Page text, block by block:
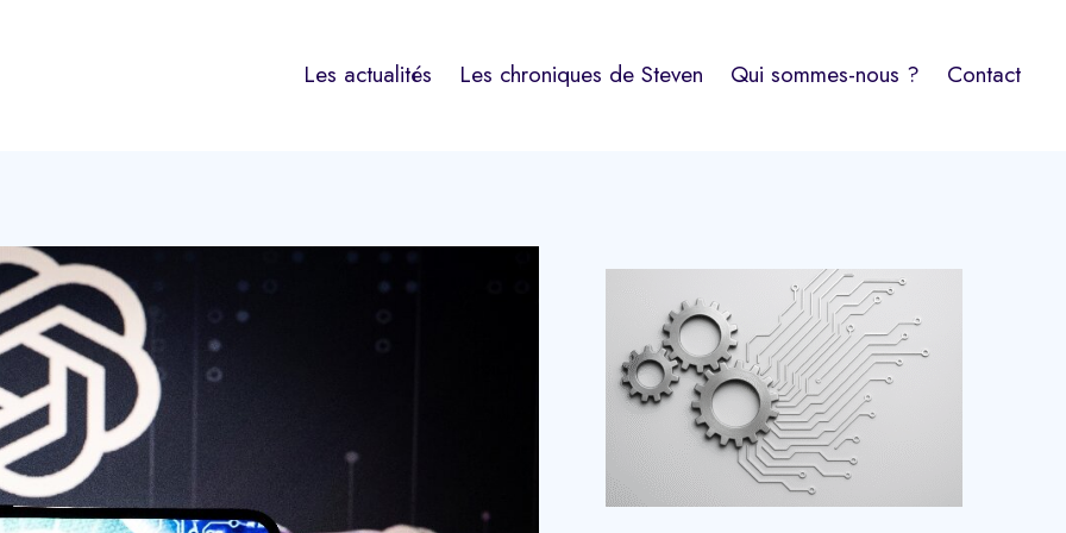
Les actualités Les chroniques de Steven Qui sommes-nous ? Contact